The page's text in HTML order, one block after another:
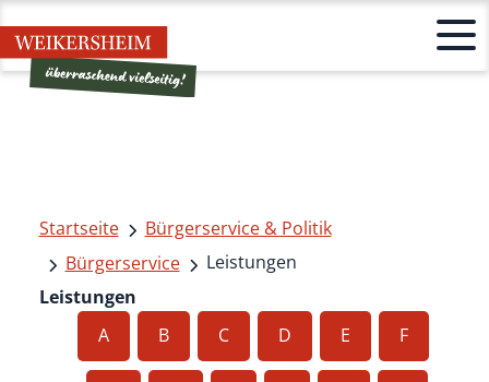
Startseite
Bürgerservice & Politik
Bürgerservice
Leistungen
Leistungen
A
B C D E F